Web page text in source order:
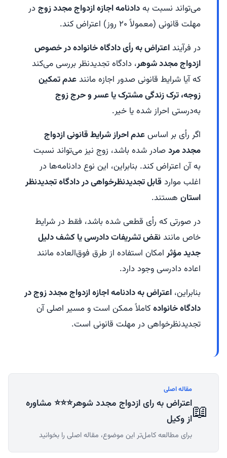
می‌تواند نسبت بهدادنامه اجازه ازدواج مجدد زوجدر
مهلت قانونی (معمولاً ۲۰ روز) اعتراض کند.
در فرآینداعتراض به رأی دادگاه خانواده در خصوص
ازدواج مجدد شوهر، دادگاه تجدیدنظر بررسی می‌کند
که آیا شرایط قانونی صدور اجازه مانندعدم تمکین
زوجه، ترک زندگی مشترک یا عسر و حرج زوج
به‌درستی احراز شده یا خیر.
اگر رأی بر اساسعدم احراز شرایط قانونی ازدواج
مجدد مردصادر شده باشد، زوج نیز می‌تواند نسبت
به آن اعتراض کند. بنابراین، این نوع دادنامه‌ها در
اغلب موارد قابل تجدیدنظرخواهی در دادگاه تجدیدنظر
استان هستند.
در صورتی که رأی قطعی شده باشد، فقط در شرایط
خاص مانندنقض تشریفات دادرسی یا کشف دلیل
جدید مؤثرامکان استفاده از طرق فوق‌العاده مانند
اعاده دادرسی وجود دارد.
بنابراین، اعتراض به دادنامه اجازه ازدواج مجدد زوج در
دادگاه خانوادهکاملاً ممکن است و مسیر اصلی آن
تجدیدنظرخواهی در مهلت قانونی است.
📖
مقاله اصلی
اعتراض به رای ازدواج مجدد شوهر⭐⭐⭐ مشاوره
از وکیل
برای مطالعه کامل‌تر این موضوع، مقاله اصلی را بخوانید